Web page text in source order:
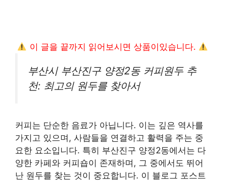
이 글을 끝까지 읽어보시면 상품이있습니다.
부산시 부산진구 양정2동 커피원두 추
천: 최고의 원두를 찾아서
커피는 단순한 음료가 아닙니다. 이는 깊은 역사를
가지고 있으며, 사람들을 연결하고 활력을 주는 중
요한 요소입니다. 특히 부산진구 양정2동에서는 다
양한 카페와 커피숍이 존재하며, 그 중에서도 뛰어
난 원두를 찾는 것이 중요합니다. 이 블로그 포스트